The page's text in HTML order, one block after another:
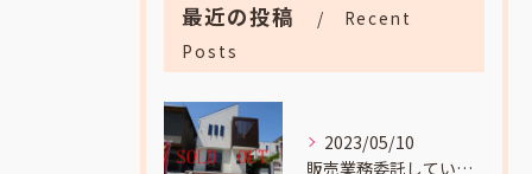
最近の投稿
Recent
Posts
2023/05/10
販売業務委託していました